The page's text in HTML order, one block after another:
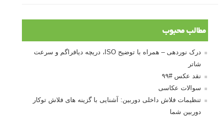
مطالب محبوب
درک نوردهی – همراه با توضیح ISO، دریچه دیافراگم و سرعت
شاتر
نقد عکس #۹۹
سوالات عکاسی
تنظیمات فلاش داخلی دوربین: آشنایی با گزینه های فلاش توکار
دوربین شما